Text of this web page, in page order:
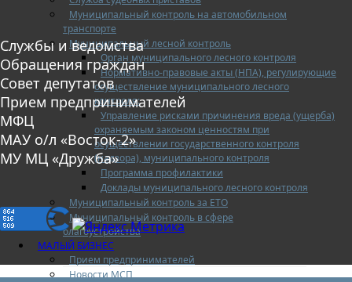
Муниципальный контроль на автомобильном
транспорте
Муниципальный лесной контроль
Орган муниципального лесного контроля
Нормативно-правовые акты (НПА), регулирующие
осуществление муниципального лесного
контроля:
Управление рисками причинения вреда (ущерба)
охраняемым законом ценностям при
осуществлении государственного контроля
(надзора), муниципального контроля
Программа профилактики
Доклады муниципального лесного контроля
Муниципальный контроль за ЕТО
Муниципальный контроль в сфере
благоустройства
МАЛЫЙ БИЗНЕС
Прием предпринимателей
Новости МСП
Службы и ведомства
Обращения граждан
Совет депутатов
Прием предпринимателей
МФЦ
МАУ о/л «Восток-2»
МУ МЦ «Дружба»